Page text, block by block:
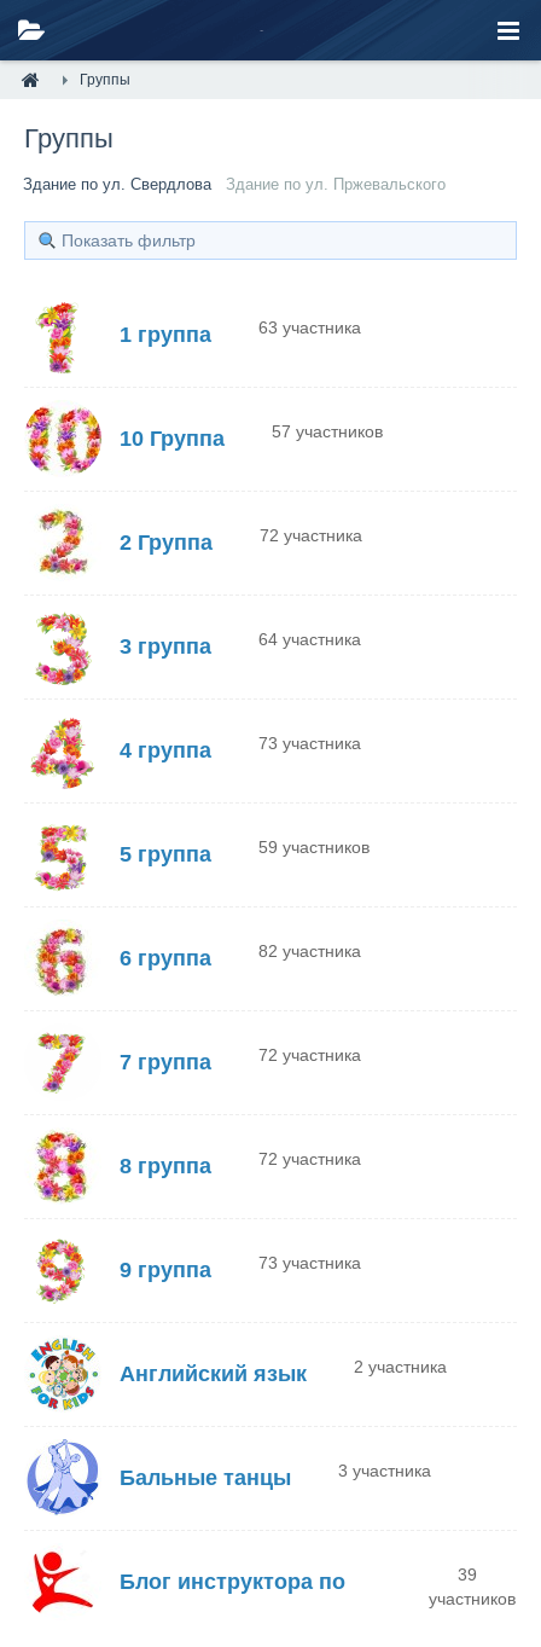
Группы
Группы
Здание по ул. Свердлова Здание по ул. Пржевальского
Показать фильтр
1 группа 63 участника
10 Группа 57 участников
2 Группа 72 участника
3 группа 64 участника
4 группа 73 участника
5 группа 59 участников
6 группа 82 участника
7 группа 72 участника
8 группа 72 участника
9 группа 73 участника
Английский язык 2 участника
Бальные танцы 3 участника
Блог инструктора по
39
участников